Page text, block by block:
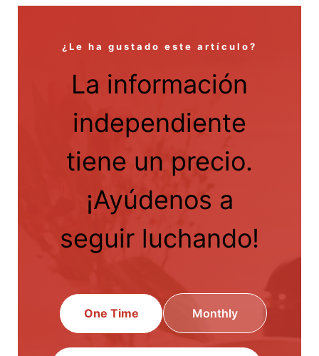
¿Le ha gustado este artículo?
La información
independiente
tiene un precio.
¡Ayúdenos a
seguir luchando!
One Time Monthly